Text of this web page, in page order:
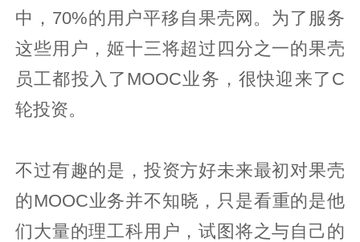
中，70%的用户平移自果壳网。为了服务
这些用户，姬十三将超过四分之一的果壳
员工都投入了MOOC业务，很快迎来了C
轮投资。
不过有趣的是，投资方好未来最初对果壳
的MOOC业务并不知晓，只是看重的是他
们大量的理工科用户，试图将之与自己的